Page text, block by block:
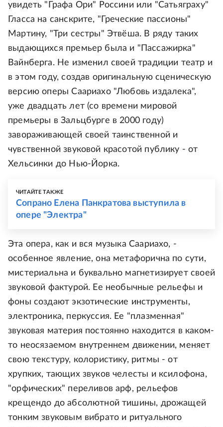
увидеть "Графа Ори" Россини или "Сатьяграху"
Гласса на санскрите, "Греческие пассионы"
Мартину, "Три сестры" Этвёша. В ряду таких
выдающихся премьер была и "Пассажирка"
Вайнберга. Не изменил своей традиции театр и
в этом году, создав оригинальную сценическую
версию оперы Саариахо "Любовь издалека",
уже двадцать лет (со времени мировой
премьеры в Зальцбурге в 2000 году)
завораживающей своей таинственной и
чувственной звуковой красотой публику - от
Хельсинки до Нью-Йорка.
ЧИТАЙТЕ ТАКЖЕ
Сопрано Елена Панкратова выступила в
опере "Электра"
Эта опера, как и вся музыка Саариахо, -
особенное явление, она метафорична по сути,
мистериальна и буквально магнетизирует своей
звуковой фактурой. Ее необычные рельефы и
фоны создают экзотические инструменты,
электроника, перкуссия. Ее "плазменная"
звуковая материя постоянно находится в каком-
то неосязаемом внутреннем движении, меняет
свою текстуру, колористику, ритмы - от
хрупких, тающих звуков челесты и ксилофона,
"орфических" переливов арф, рельефов
крещендо до абсолютной тишины, дрожащей
тонким звуковым вибрато и ритуального